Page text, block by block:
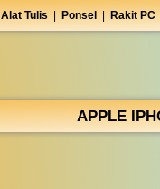
Alat Tulis Ponsel Rakit PC
APPLE